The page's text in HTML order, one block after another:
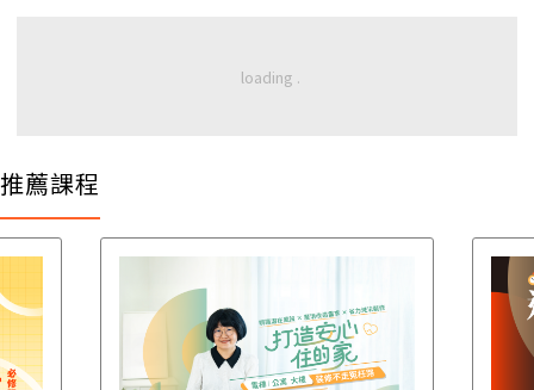
推薦課程